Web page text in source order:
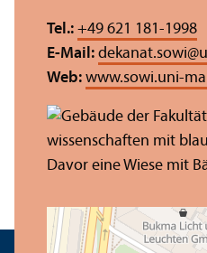
Tel.: +49 621 181-1998
E-Mail: dekanat.sowi@
Web: www.sowi.uni-